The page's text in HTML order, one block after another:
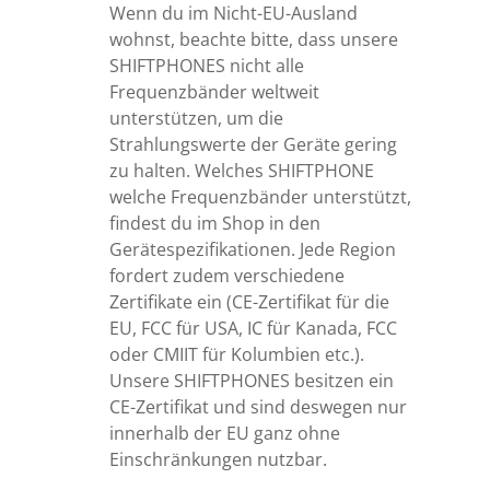
Wenn du im Nicht-EU-Ausland
wohnst, beachte bitte, dass unsere
SHIFTPHONES nicht alle
Frequenzbänder weltweit
unterstützen, um die
Strahlungswerte der Geräte gering
zu halten. Welches SHIFTPHONE
welche Frequenzbänder unterstützt,
findest du im Shop in den
Gerätespezifikationen. Jede Region
fordert zudem verschiedene
Zertifikate ein (CE-Zertifikat für die
EU, FCC für USA, IC für Kanada, FCC
oder CMIIT für Kolumbien etc.).
Unsere SHIFTPHONES besitzen ein
CE-Zertifikat und sind deswegen nur
innerhalb der EU ganz ohne
Einschränkungen nutzbar.